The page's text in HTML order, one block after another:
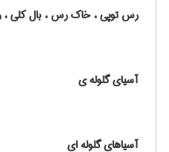
رس توپی ، خاک رس ، بال کلی
آسیای گلوله ی
آسیاهای گلوله ای